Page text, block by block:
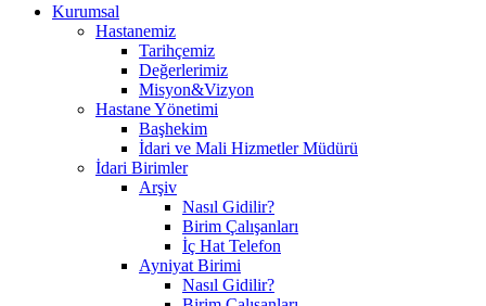
Kurumsal
Hastanemiz
Tarihçemiz
Değerlerimiz
Misyon&Vizyon
Hastane Yönetimi
Başhekim
İdari ve Mali Hizmetler Müdürü
İdari Birimler
Arşiv
Nasıl Gidilir?
Birim Çalışanları
İç Hat Telefon
Ayniyat Birimi
Nasıl Gidilir?